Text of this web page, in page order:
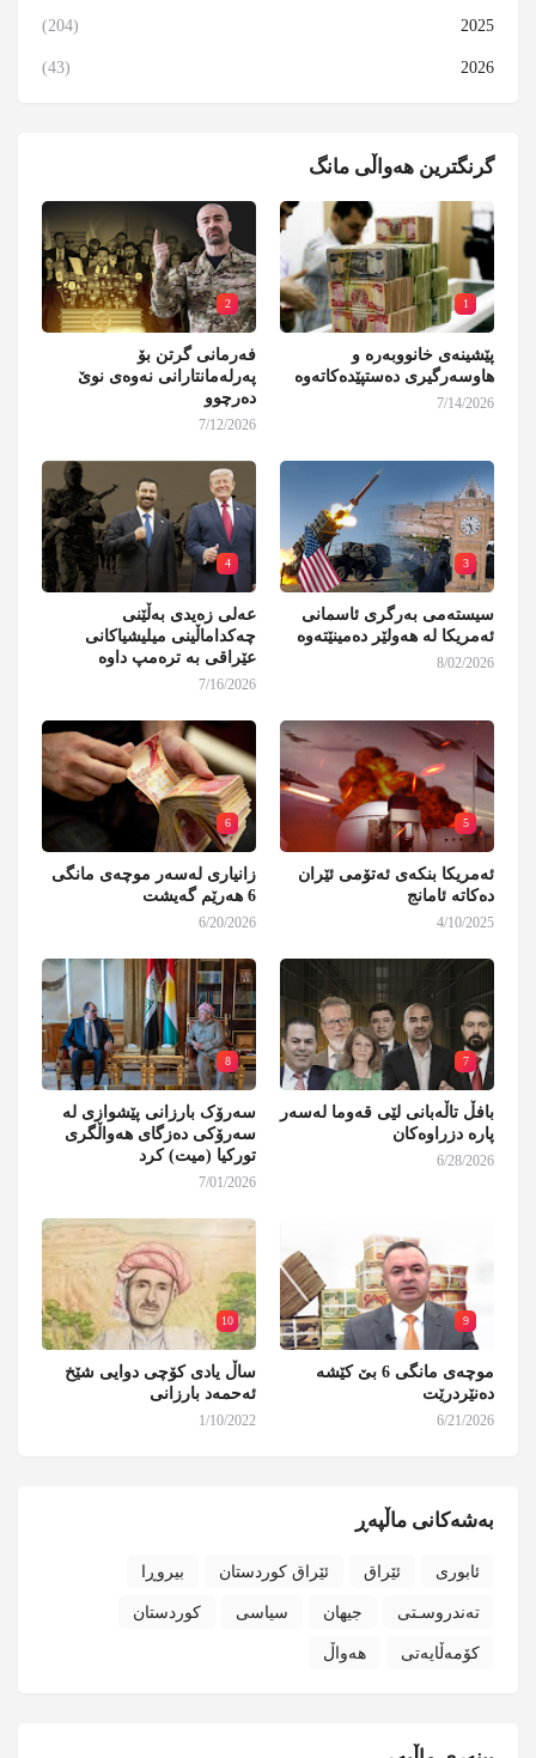
2025
(204)
2026
(43)
گرنگترین هەواڵی مانگ
1
پێشینەی خانووبەرە و
هاوسەرگیری دەستپێدەکاتەوە
7/14/2026
2
فەرمانی گرتن بۆ
پەرلەمانتارانی نەوەی نوێ
دەرچوو
7/12/2026
3
سیستەمی بەرگری ئاسمانی
ئەمریکا لە هەولێر دەمینێتەوە
8/02/2026
4
عەلی زەیدی بەڵێنی
چەکداماڵینی میلیشیاکانی
عێراقی بە ترەمپ داوە
7/16/2026
5
ئەمریکا بنکەی ئەتۆمی ئێران
دەکاتە ئامانج
4/10/2025
6
زانیاری لەسەر موچەی مانگی
6 هەرێم گەیشت
6/20/2026
7
بافڵ تاڵەبانی لێی قەوما لەسەر
پارە دزراوەکان
6/28/2026
8
سەرۆک بارزانی پێشوازی لە
سەرۆکی دەزگای هەواڵگری
تورکیا (میت) کرد
7/01/2026
9
موچەی مانگی 6 بێ کێشە
دەنێردرێت
6/21/2026
10
ساڵ یادی کۆچی دوایی شێخ
ئەحمەد بارزانی
1/10/2022
بەشەکانی ماڵپەڕ
ئابوری ئێراق ئێراق کوردستان بیروڕا
تەندروسـتی جیهان سیاسی کوردستان
کۆمەڵایەتی هەواڵ